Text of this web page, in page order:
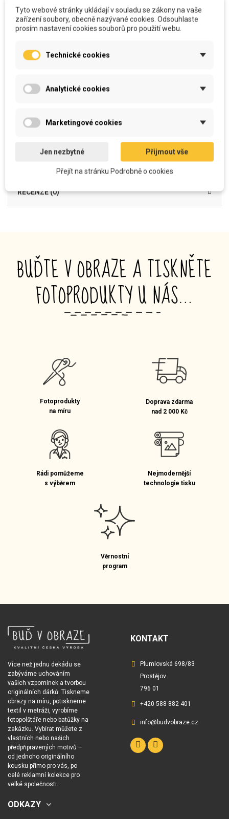
Všechny stahovací batůžky vyrábíme u nás v šicí dílně. A to od stříhání, šití,
potisku až po zabalení a odeslání za vámi.
Lze prát na vysokou teplotu bez ztráty kvality materiálu a barevnosti
Šňůrky dáváme dlouhé s rezervou, sami si pak nastavíte podle
potřeby
MOŽNOSTI DOPRAVY A PLATBY
RECENZE (0)
BUĎTE V OBRAZE A TISKNĚTE
FOTOPRODUKTY U NÁS…
_
Fotoprodukty
na míru
Doprava zdarma
nad 2 000 Kč
Rádi pomůžeme
s výběrem
Nejmodernější
technologie tisku
Věrnostní
program
Více než jednu dekádu se
zabýváme uchováním
vašich vzpomínek a tvorbou
originálních dárků. Tiskneme
obrazy na míru, potiskneme
textil v metráži, vyrobíme
fotopolštáře nebo batůžky na
zakázku. Vybírat můžete z
vlastních nebo našich
předpřipravených motivů –
od jednoho originálního
kousku přímo pro vás, po
celé reklamní kolekce pro
velké společnosti.
KONTAKT
Plumlovská 698/83
Prostějov
796 01
+420 588 882 401
info@budvobraze.cz
ODKAZY
Tyto webové stránky ukládají v souladu se zákony na vaše
zařízení soubory, obecně nazývané cookies. Odsouhlaste
prosím nastavení cookies souborů pro použití webu.
Technické cookies
Analytické cookies
Marketingové cookies
Jen nezbytné Přijmout vše
Přejít na stránku Podrobně o cookies